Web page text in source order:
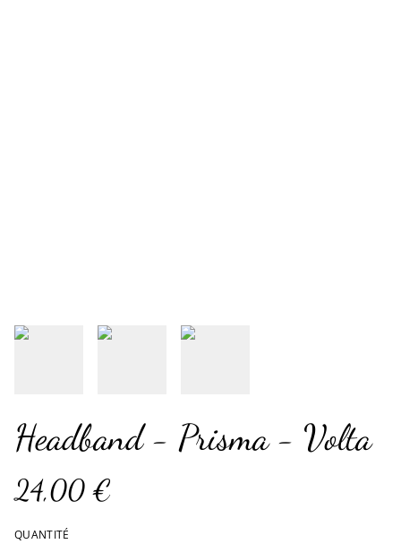
Headband - Prisma - Volta
24,00 €
QUANTITÉ